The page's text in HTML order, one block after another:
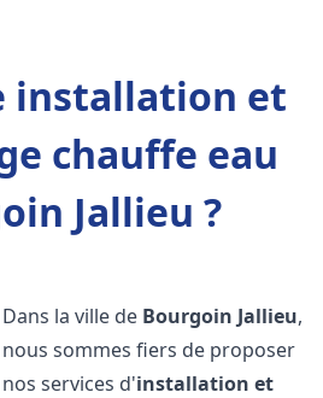
installation et
chauffe eau
Jallieu ?
Dans la ville de Bourgoin Jallieu,
nous sommes fiers de proposer
nos services d'installation et